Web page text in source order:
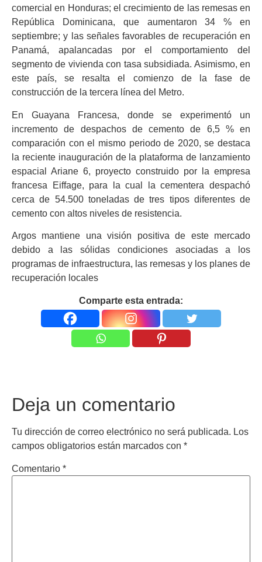
comercial en Honduras; el crecimiento de las remesas en
República Dominicana, que aumentaron 34 % en
septiembre; y las señales favorables de recuperación en
Panamá, apalancadas por el comportamiento del
segmento de vivienda con tasa subsidiada. Asimismo, en
este país, se resalta el comienzo de la fase de
construcción de la tercera línea del Metro.
En Guayana Francesa, donde se experimentó un
incremento de despachos de cemento de 6,5 % en
comparación con el mismo periodo de 2020, se destaca
la reciente inauguración de la plataforma de lanzamiento
espacial Ariane 6, proyecto construido por la empresa
francesa Eiffage, para la cual la cementera despachó
cerca de 54.500 toneladas de tres tipos diferentes de
cemento con altos niveles de resistencia.
Argos mantiene una visión positiva de este mercado
debido a las sólidas condiciones asociadas a los
programas de infraestructura, las remesas y los planes de
recuperación locales
Comparte esta entrada:
Deja un comentario
Tu dirección de correo electrónico no será publicada. Los
campos obligatorios están marcados con *
Comentario *